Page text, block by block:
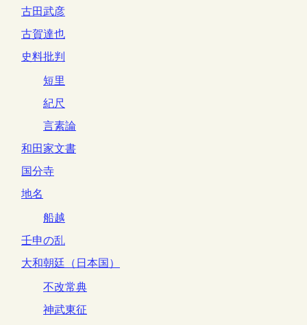
古田武彦
古賀達也
史料批判
短里
紀尺
言素論
和田家文書
国分寺
地名
船越
壬申の乱
大和朝廷（日本国）
不改常典
神武東征